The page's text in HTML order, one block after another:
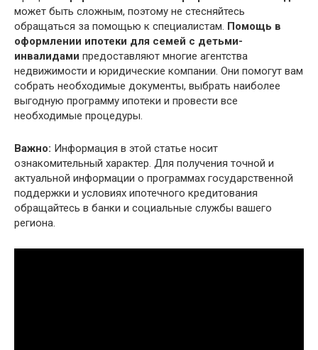
может быть сложным, поэтому не стесняйтесь
обращаться за помощью к специалистам. Помощь в
оформлении ипотеки для семей с детьми-
инвалидами предоставляют многие агентства
недвижимости и юридические компании. Они помогут вам
собрать необходимые документы, выбрать наиболее
выгодную программу ипотеки и провести все
необходимые процедуры.
Важно: Информация в этой статье носит
ознакомительный характер. Для получения точной и
актуальной информации о программах государственной
поддержки и условиях ипотечного кредитования
обращайтесь в банки и социальные службы вашего
региона.